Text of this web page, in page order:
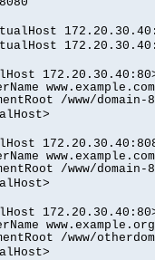
www.example.com
/www/domain-
www.example.com
/www/domain-
www.example.org
/www/